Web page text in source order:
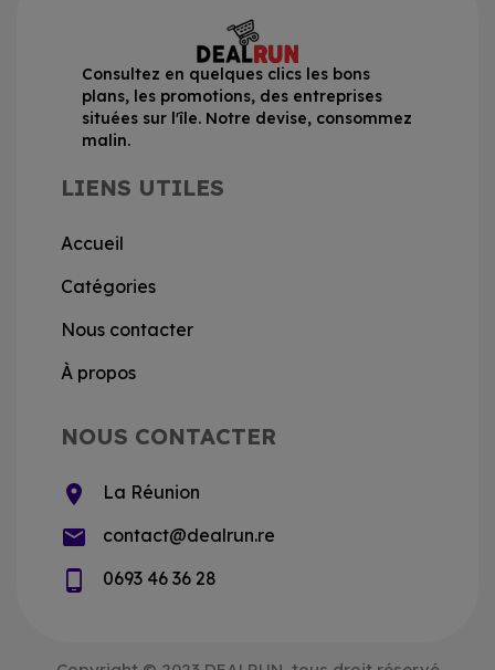
Consultez en quelques clics les bons
plans, les promotions, des entreprises
situées sur l'île. Notre devise, consommez
malin.
LIENS UTILES
Accueil
Catégories
Nous contacter
À propos
NOUS CONTACTER
location_on La Réunion
email contact@dealrun.re
phone_android 0693 46 36 28